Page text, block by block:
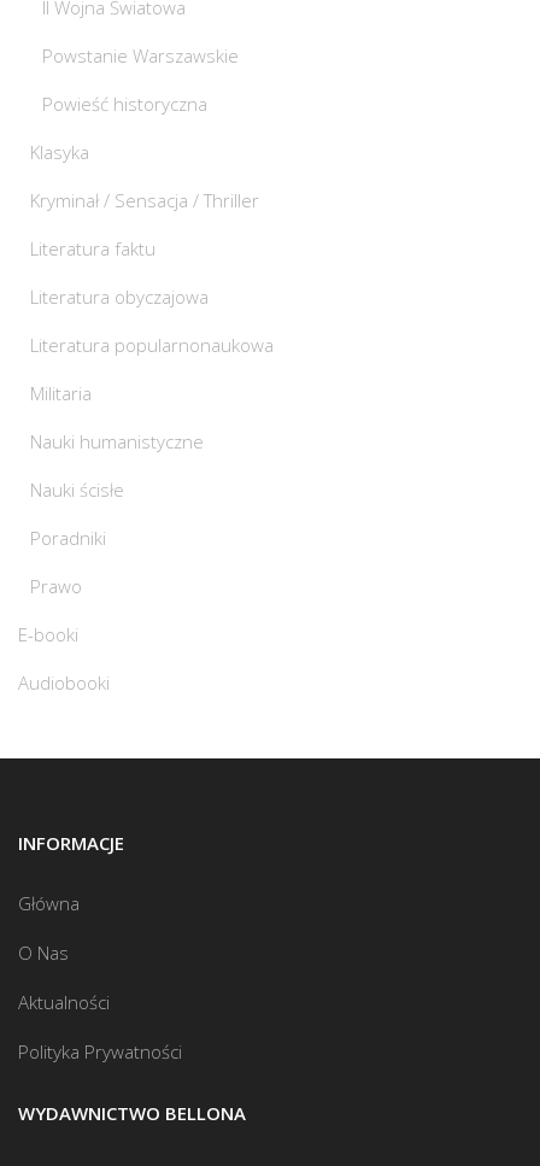
II Wojna Światowa
Powstanie Warszawskie
Powieść historyczna
Klasyka
Kryminał / Sensacja / Thriller
Literatura faktu
Literatura obyczajowa
Literatura popularnonaukowa
Militaria
Nauki humanistyczne
Nauki ścisłe
Poradniki
Prawo
E-booki
Audiobooki
INFORMACJE
Główna
O Nas
Aktualności
Polityka Prywatności
WYDAWNICTWO BELLONA